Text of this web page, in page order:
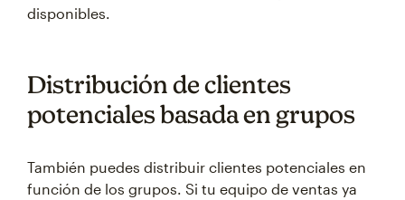
disponibles.
Distribución de clientes
potenciales basada en grupos
También puedes distribuir clientes potenciales en
función de los grupos. Si tu equipo de ventas ya